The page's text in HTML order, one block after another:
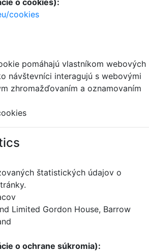
o cookies):
cookies
pomáhajú vlastníkom webových
návštevníci interagujú s webovými
zhromažďovaním a oznamovaním
štatistických údajov o
Limited Gordon House, Barrow
o ochrane súkromia):